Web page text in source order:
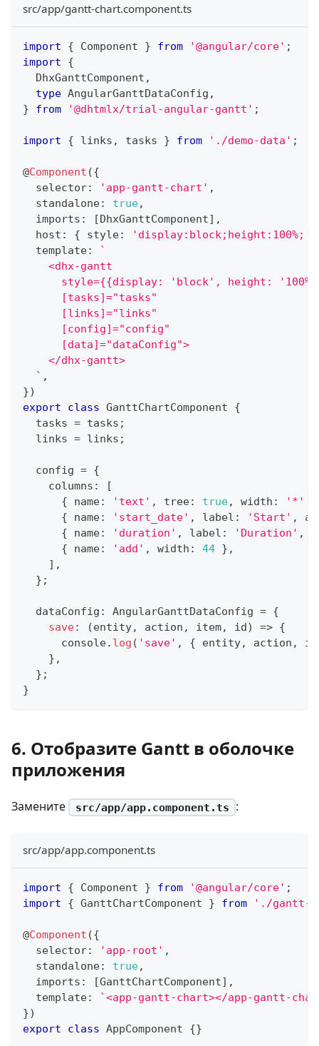
src/app/gantt-chart.component.ts
import { Component } from '@angular/core' ;
import
{
  DhxGanttComponent
,
type AngularGanttDataConfig ,
}
from '@dhtmlx/trial-angular-gantt' ;
import { links , tasks } from './demo-data' ;
@Component ({
  selector
: 'app-gantt-chart' ,
  standalone
: true,
  imports
: [DhxGanttComponent] ,
  host
: { style: 'display:block;height:100%;'
  template
:
`
    <dhx-gantt
style={{display: 'block', height:
      [tasks]="tasks"
      [links]="links"
      [config]="config"
      [data]="dataConfig">
    </dhx-gantt>
` ,
})
export
class GanttChartComponent
{
  tasks
= tasks ;
  links
= links ;
  config
= {
    columns
:
[
{ name: 'text' , tree: true, width : '*'
{ name: 'start_date' , label : 'Start' ,
{ name: 'duration' , label : 'Duration' ,
{ name: 'add' , width : 44 } ,
] ,
} ;
  dataConfig
: AngularGanttDataConfig = {
save: (entity, action , item, id) => {
console. log ( 'save' , { entity, action ,
} ,
} ;
}
6. Отобразите Gantt в оболочке
приложения
Замените src/app/app.component.ts :
src/app/app.component.ts
import { Component } from '@angular/core' ;
import
{ GanttChartComponent } from './gantt-
@Component ({
  selector
: 'app-root' ,
  standalone
: true,
  imports
: [GanttChartComponent] ,
  template
: `<app-gantt-chart></app-gantt-
})
export
class AppComponent {}